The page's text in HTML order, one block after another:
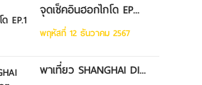
จุดเช็คอินฮอกไกโด EP...
พฤหัสที่ 12 ธันวาคม 2567
พาเที่ยว SHANGHAI DI...